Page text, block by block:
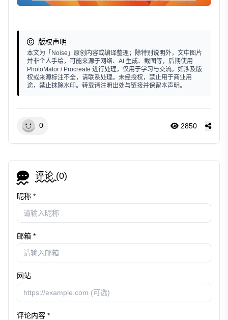
版权声明
本文为「Noise」原创内容或编译整理；除特别说明外，文中图片
并非个人手绘，可能来源于网络、AI 生成、截图等，后期使用
PhotoMator / Procreate 进行处理，仅用于学习与交流。如涉及版
权或来源标注不全，请联系处理。未经授权，禁止用于商业用
途，禁止抹除水印。转载请注明出处与链接并保留本声明。
0 2850
评论 (0)
昵称 *
邮箱 *
网站
评论内容 *